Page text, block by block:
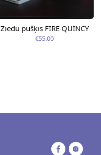
Ziedu pušķis FIRE QUINCY
€55.00